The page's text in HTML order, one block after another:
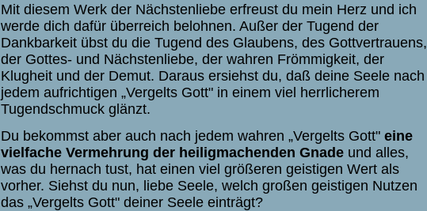
Mit diesem Werk der Nächstenliebe erfreust du mein Herz und ich
werde dich dafür überreich belohnen. Außer der Tugend der
Dankbarkeit übst du die Tugend des Glaubens, des Gottvertrauens,
der Gottes- und Nächstenliebe, der wahren Frömmigkeit, der
Klugheit und der Demut. Daraus ersiehst du, daß deine Seele nach
jedem aufrichtigen „Vergelts Gott" in einem viel herrlicherem
Tugendschmuck glänzt.
Du bekommst aber auch nach jedem wahren „Vergelts Gott" eine
vielfache Vermehrung der heiligmachenden Gnade und alles,
was du hernach tust, hat einen viel größeren geistigen Wert als
vorher. Siehst du nun, liebe Seele, welch großen geistigen Nutzen
das „Vergelts Gott" deiner Seele einträgt?